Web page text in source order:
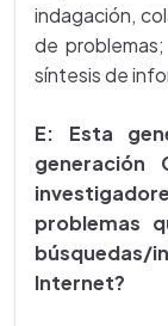
indagación,
de
síntesis de
E: Esta
generación
problemas
Internet?